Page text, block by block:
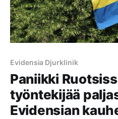
Evidensia Djurklinik
Paniikki
työntekijää
Evidensian